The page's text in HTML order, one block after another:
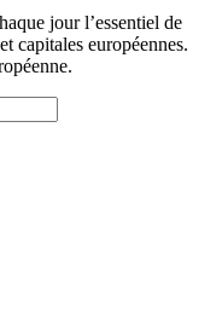
jour l’essentiel de
capitales européennes.